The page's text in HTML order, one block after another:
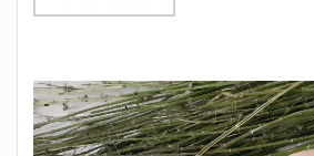
Odtwarzacz
video